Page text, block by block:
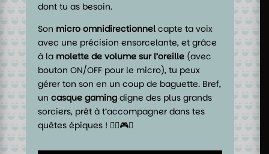
dont tu as besoin.
Son micro omnidirectionnel capte ta voix
avec une précision ensorcelante, et grâce
à la molette de volume sur l’oreille (avec
bouton ON/OFF pour le micro), tu peux
gérer ton son en un coup de baguette. Bref,
uncasque gaming digne des plus grands
sorciers, prêt à t’accompagner dans tes
quêtes épiques ! 🧙‍♂️🎮✨